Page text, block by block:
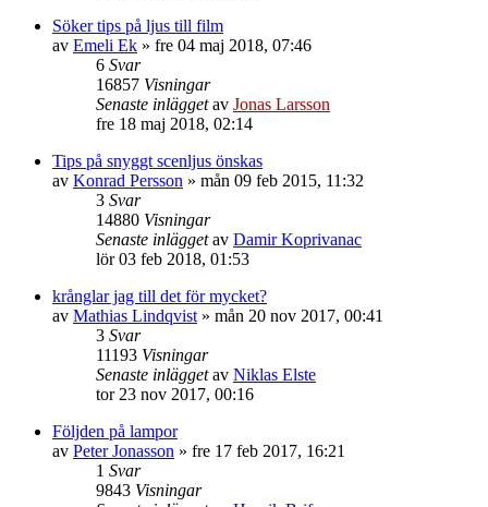
Söker tips på ljus till film
av Emeli Ek » fre 04 maj 2018, 07:46
6 Svar
16857 Visningar
Senaste inläggetav Jonas Larsson
fre 18 maj 2018, 02:14
Tips på snyggt scenljus önskas
av Konrad Persson » mån 09 feb 2015, 11:32
3 Svar
14880 Visningar
Senaste inläggetav Damir Koprivanac
lör 03 feb 2018, 01:53
krånglar jag till det för mycket?
av Mathias Lindqvist » mån 20 nov 2017, 00:41
3 Svar
11193 Visningar
Senaste inläggetav Niklas Elste
tor 23 nov 2017, 00:16
Följden på lampor
av Peter Jonasson » fre 17 feb 2017, 16:21
1 Svar
9843 Visningar